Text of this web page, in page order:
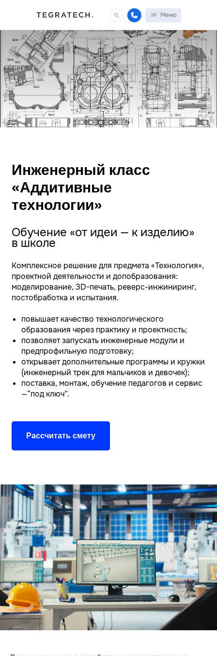
Меню
Инженерный класс
«Аддитивные
технологии»
Обучение «от идеи — к изделию»
в школе
Комплексное решение для предмета «Технология»,
проектной деятельности и допобразования:
моделирование, 3D-печать, реверс-инжиниринг,
постобработка и испытания.
повышает качество технологического
образования через практику и проектность;
позволяет запускать инженерные модули и
предпрофильную подготовку;
открывает дополнительные программы и кружки
(инженерный трек для мальчиков и девочек);
поставка, монтаж, обучение педагогов и сервис
—“под ключ”.
Рассчитать смету